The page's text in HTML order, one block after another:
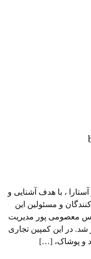
، با هدف آشنایی و
و مسئولین این
معصومی پور مدیریت
شهریور 1403 برگزار شد. در این کمپین تجاری
و پوشاک، […]